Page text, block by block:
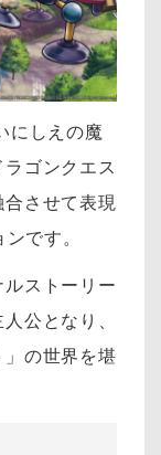
にしえの魔
ゴンクエス
させて表現
です。
ストーリー
公となり、
」の世界を堪